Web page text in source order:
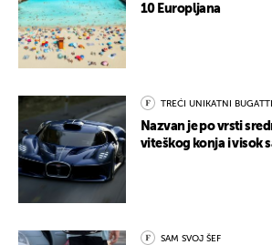
10 Europljana
TREĆI UNIKATNI BUGATTI
Nazvan je po vrsti
viteškog konja i visok
SAM SVOJ ŠEF